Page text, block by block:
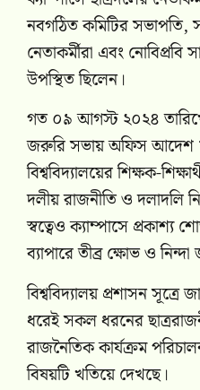
নবগঠিত কমিটির সভাপতি,
নেতাকর্মীরা এবং
উপস্থিত ছিলেন।
গত ০৯ আগস্ট ২০২৪
জরুরি সভায় অফিস
বিশ্ববিদ্যালয়ের শিক্ষক-
দলীয় রাজনীতি ও দলাদলি
স্বত্বেও ক্যাম্পাসে প্রকাশ্য
ব্যাপারে তীব্র ক্ষোভ ও নিন্দা
বিশ্ববিদ্যালয় প্রশাসন সূত্রে
ধরেই সকল ধরনের
রাজনৈতিক কার্যক্রম
বিষয়টি খতিয়ে দেখছে।